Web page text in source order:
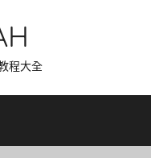
程大全